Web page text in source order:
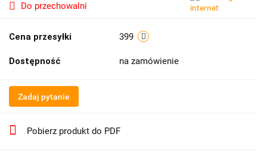
Do przechowalni
Cena przesyłki 399
Dostępność na zamówienie
Zadaj pytanie
Pobierz produkt do PDF